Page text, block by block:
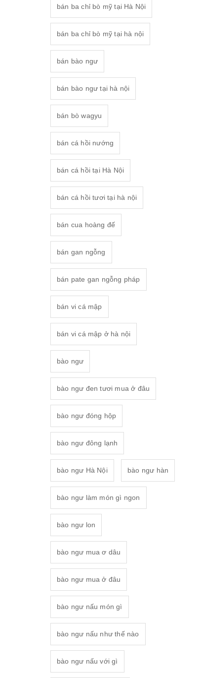
bán ba chỉ bò mỹ tại Hà Nội
bán ba chỉ bò mỹ tại hà nội
bán bào ngư
bán bào ngư tại hà nội
bán bò wagyu
bán cá hồi nướng
bán cá hồi tại Hà Nội
bán cá hồi tươi tại hà nội
bán cua hoàng đế
bán gan ngỗng
bán pate gan ngỗng pháp
bán vi cá mập
bán vi cá mập ở hà nội
bào ngư
bào ngư đen tươi mua ở đâu
bào ngư đóng hộp
bào ngư đông lạnh
bào ngư Hà Nội bào ngư hàn
bào ngư làm món gì ngon
bào ngư lon
bào ngư mua ơ dâu
bào ngư mua ở đâu
bào ngư nấu món gì
bào ngư nấu như thế nào
bào ngư nấu với gì